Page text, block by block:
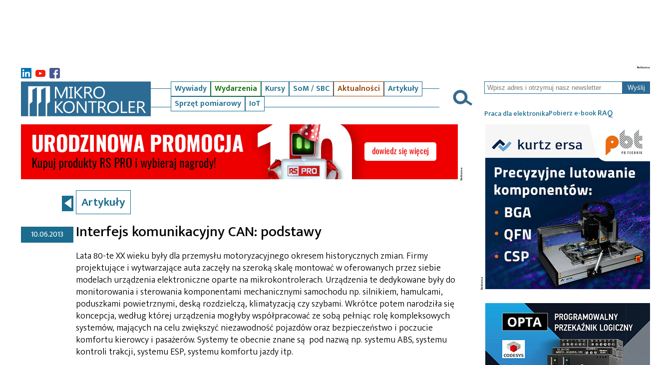
Wywiady Wydarzenia Kursy SoM / SBC Aktualności
Artykuły
Sprzęt pomiarowy
IoT
Wyślij
Praca dla elektronikaPobierz e-bookRAQ
Artykuły
10.06.2013 Interfejs komunikacyjny CAN: podstawy
Lata 80-te XX wieku były dla przemysłu motoryzacyjnego okresem historycznych zmian. Firmy
projektujące i wytwarzające auta zaczęły na szeroką skalę montować w oferowanych przez siebie
modelach urządzenia elektroniczne oparte na mikrokontrolerach. Urządzenia te dedykowane były do
monitorowania i sterowania komponentami mechanicznymi samochodu np. silnikiem, hamulcami,
poduszkami powietrznymi, deską rozdzielczą, klimatyzacją czy szybami. Wkrótce potem narodziła się
koncepcja, według której urządzenia mogłyby współpracować ze sobą pełniąc rolę kompleksowych
systemów, mających na celu zwiększyć niezawodność pojazdów oraz bezpieczeństwo i poczucie
komfortu kierowcy i pasażerów. Systemy te obecnie znane są pod nazwą np. systemu ABS, systemu
kontroli trakcji, systemu ESP, systemu komfortu jazdy itp.